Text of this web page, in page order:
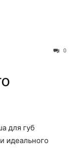
0
для губ
идеального